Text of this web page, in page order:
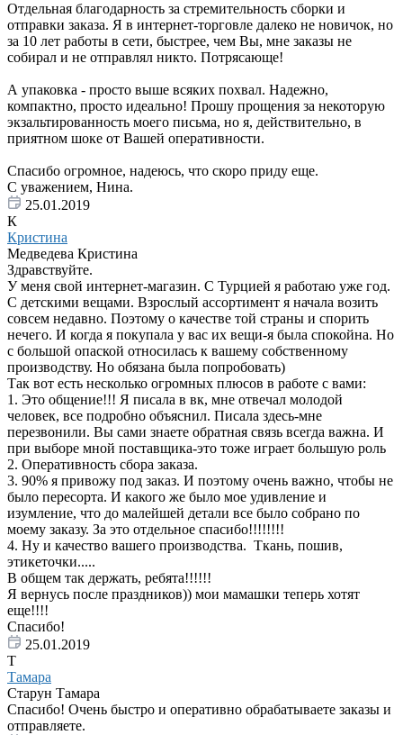
Отдельная благодарность за стремительность сборки и
отправки заказа. Я в интернет-торговле далеко не новичок, но
за 10 лет работы в сети, быстрее, чем Вы, мне заказы не
собирал и не отправлял никто. Потрясающе!
А упаковка - просто выше всяких похвал. Надежно,
компактно, просто идеально! Прошу прощения за некоторую
экзальтированность моего письма, но я, действительно, в
приятном шоке от Вашей оперативности.
Спасибо огромное, надеюсь, что скоро приду еще.
С уважением, Нина.
25.01.2019
К
Кристина
Медведева Кристина
Здравствуйте.
У меня свой интернет-магазин. С Турцией я работаю уже год.
С детскими вещами. Взрослый ассортимент я начала возить
совсем недавно. Поэтому о качестве той страны и спорить
нечего. И когда я покупала у вас их вещи-я была спокойна. Но
с большой опаской относилась к вашему собственному
производству. Но обязана была попробовать)
Так вот есть несколько огромных плюсов в работе с вами:
1. Это общение!!! Я писала в вк, мне отвечал молодой
человек, все подробно объяснил. Писала здесь-мне
перезвонили. Вы сами знаете обратная связь всегда важна. И
при выборе мной поставщика-это тоже играет большую роль
2. Оперативность сбора заказа.
3. 90% я привожу под заказ. И поэтому очень важно, чтобы не
было пересорта. И какого же было мое удивление и
изумление, что до малейшей детали все было собрано по
моему заказу. За это отдельное спасибо!!!!!!!!
4. Ну и качество вашего производства. Ткань, пошив,
этикеточки.....
В общем так держать, ребята!!!!!!
Я вернусь после праздников)) мои мамашки теперь хотят
еще!!!!
Спасибо!
25.01.2019
Т
Тамара
Старун Тамара
Спасибо! Очень быстро и оперативно обрабатываете заказы и
отправляете.